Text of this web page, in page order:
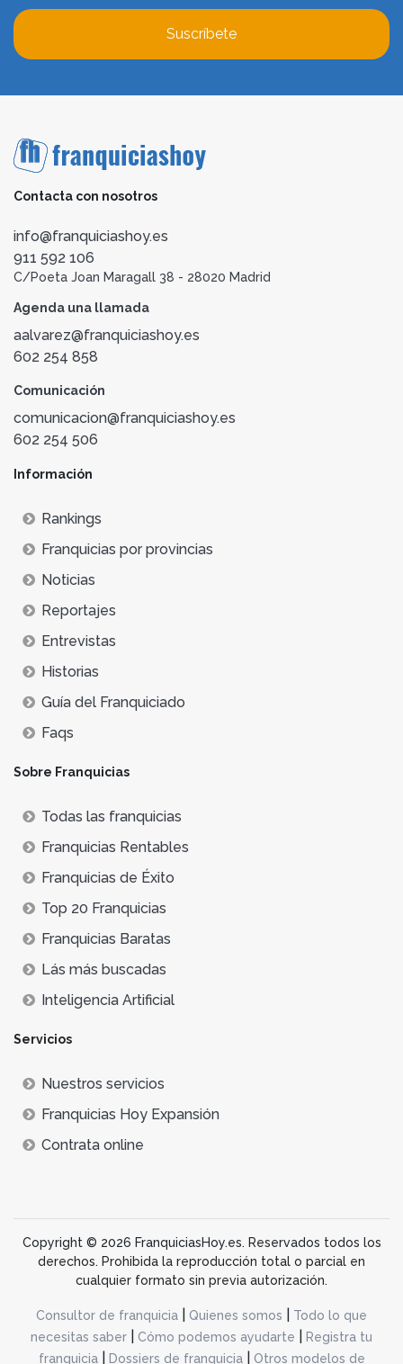
Suscríbete
Contacta con nosotros
info@franquiciashoy.es
911 592 106
C/Poeta Joan Maragall 38 - 28020 Madrid
Agenda una llamada
aalvarez@franquiciashoy.es
602 254 858
Comunicación
comunicacion@franquiciashoy.es
602 254 506
Información
Rankings
Franquicias por provincias
Noticias
Reportajes
Entrevistas
Historias
Guía del Franquiciado
Faqs
Sobre Franquicias
Todas las franquicias
Franquicias Rentables
Franquicias de Éxito
Top 20 Franquicias
Franquicias Baratas
Lás más buscadas
Inteligencia Artificial
Servicios
Nuestros servicios
Franquicias Hoy Expansión
Contrata online
Copyright © 2026 FranquiciasHoy.es. Reservados todos los
derechos. Prohibida la reproducción total o parcial en
cualquier formato sin previa autorización.
Consultor de franquicia Quienes somos
Todo lo que
necesitas saber
Cómo podemos ayudarte
Registra tu
franquicia| Dossiers de franquicia| Otros modelos de